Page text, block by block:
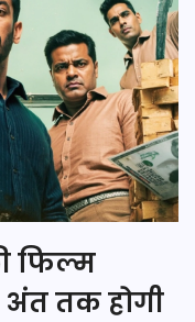
फिल्म
तक होगी